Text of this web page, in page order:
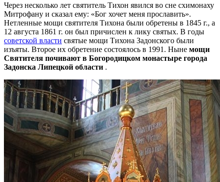
Через несколько лет святитель Тихон явился во сне схимонаху
Митрофану и сказал ему: «Бог хочет меня прославить».
Нетленные мощи святителя Тихона были обретены в 1845 г., а
12 августа 1861 г. он был причислен к лику святых. В годы
советской власти святые мощи Тихона Задонского были
изъяты. Второе их обретение состоялось в 1991. Ныне мощи
Святителя почивают в Богородицком монастыре города
Задонска Липецкой области .